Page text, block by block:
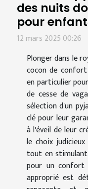
des nuits
pour
12 mars 2025 00:26
Plonger dans le
cocon de
en particulier
de cesse de
sélection d'un
clé pour leur
à l'éveil de leur
le choix
tout en
pour un confort
approprié est